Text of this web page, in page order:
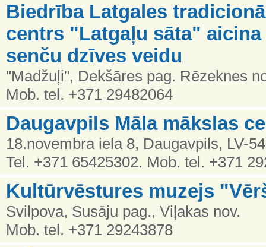
Biedrība Latgales
centrs "Latgaļu sāta"
senču dzīves veidu
"Madžuļi", Dekšāres pag. Rēzeknes
Mob. tel. +371 29482064
Daugavpils Māla mākslas
18.novembra iela 8, Daugavpils, LV-
Tel. +371 65425302. Mob. tel. +371
Kultūrvēstures muzejs
Svilpova, Susāju pag., Viļakas nov.
Mob. tel. +371 29243878